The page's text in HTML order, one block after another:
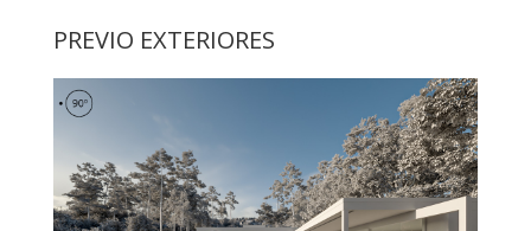
PREVIO EXTERIORES